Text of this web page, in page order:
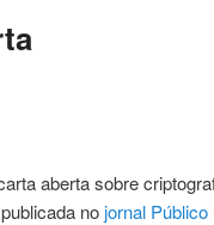
aberta sobre
nojornal Público